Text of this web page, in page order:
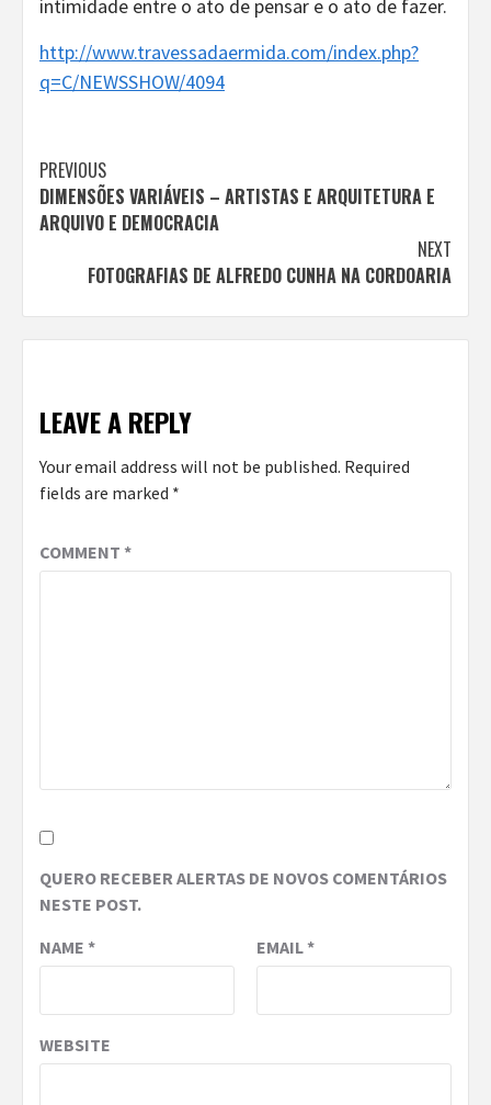
intimidade entre o ato de pensar e o ato de fazer.
http://www.travessadaermida.com/index.php?
q=C/NEWSSHOW/4094
Continue
Reading
PREVIOUS
DIMENSÕES VARIÁVEIS – ARTISTAS E ARQUITETURA E
ARQUIVO E DEMOCRACIA
NEXT
FOTOGRAFIAS DE ALFREDO CUNHA NA CORDOARIA
LEAVE A REPLY
Your email address will not be published. Required
fields are marked *
COMMENT *
QUERO RECEBER ALERTAS DE NOVOS COMENTÁRIOS
NESTE POST.
NAME * EMAIL*
WEBSITE